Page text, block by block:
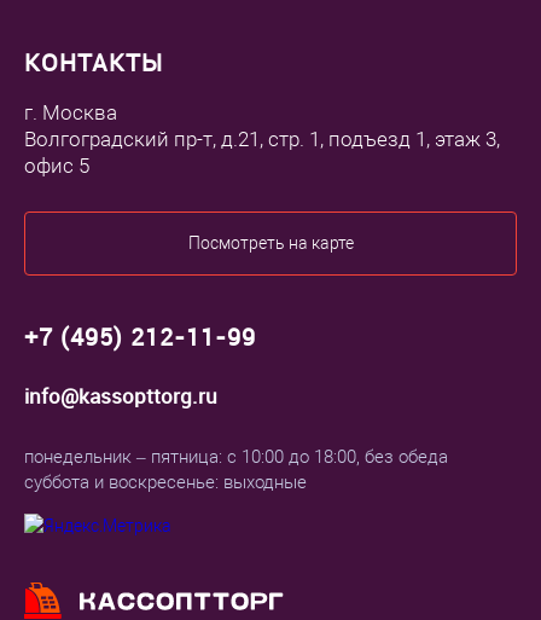
КОНТАКТЫ
г. Москва
Волгоградский пр-т, д.21, стр. 1, подъезд 1, этаж 3,
офис 5
Посмотреть на карте
+7 (495) 212-11-99
info@kassopttorg.ru
понедельник – пятница: с 10:00 до 18:00, без обеда
суббота и воскресенье: выходные